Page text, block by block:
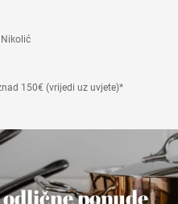
150€ (vrijedi uz uvjete)*
ponude